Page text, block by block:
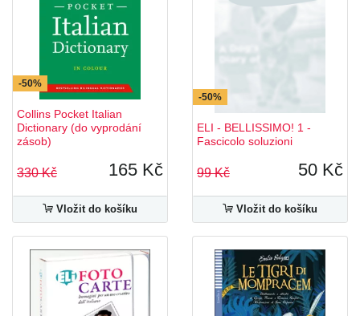
-50%
Collins Pocket Italian
Dictionary (do vyprodání
zásob)
330 Kč 165 Kč
Vložit do košíku
-50%
ELI - BELLISSIMO! 1 -
Fascicolo soluzioni
99 Kč 50 Kč
Vložit do košíku